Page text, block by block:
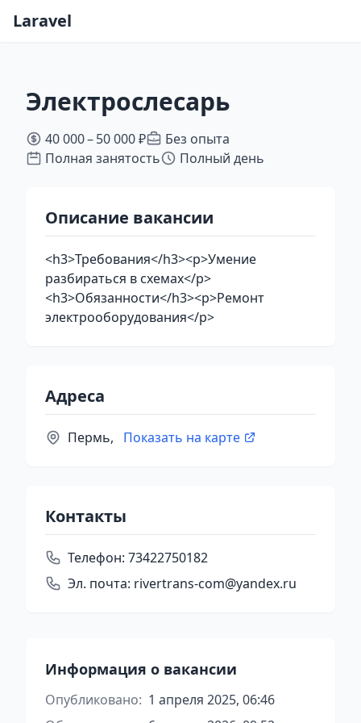
Laravel
Электрослесарь
40 000 – 50 000 ₽
Без опыта
Полная занятость
Полный день
Описание вакансии
<h3>Требования</h3><p>Умение
разбираться в схемах</p>
<h3>Обязанности</h3><p>Ремонт
электрооборудования</p>
Адреса
Пермь, Показать на карте
Контакты
Телефон: 73422750182
Эл. почта: rivertrans-com@yandex.ru
Информация о вакансии
Опубликовано: 1 апреля 2025, 06:46